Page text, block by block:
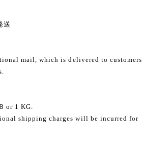
送
mail, which is delivered to customers
or 1 KG.
shipping charges will be incurred for